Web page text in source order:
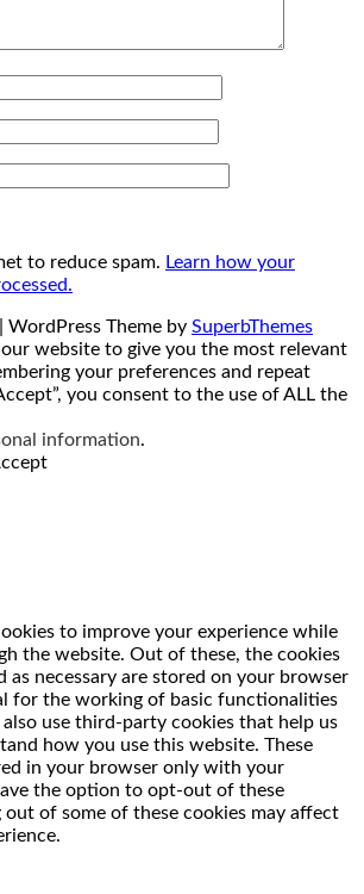
to reduce spam. Learn how your
| WordPress Theme by SuperbThemes
website to give you the most relevant
your preferences and repeat
you consent to the use of ALL the
information.
to improve your experience while
the website. Out of these, the cookies
as necessary are stored on your browser
for the working of basic functionalities
use third-party cookies that help us
how you use this website. These
in your browser only with your
the option to opt-out of these
of some of these cookies may affect